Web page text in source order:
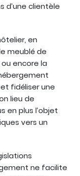
d’une clientèle
en
meublé de
encore la
fidéliser une
lieu de
en plus l’objet
vers un
ne facilite